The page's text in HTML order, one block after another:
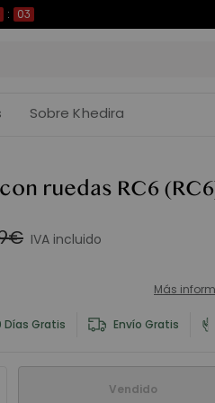
01
Sobre Khedira
ruedas RC6
IVA incluido
Más
Días Gratis Envío Gratis
Vendido